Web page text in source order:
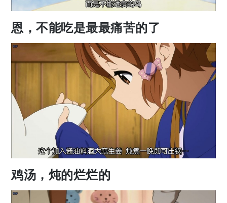
恩，不能吃是最最痛苦的了
鸡汤，炖的烂烂的